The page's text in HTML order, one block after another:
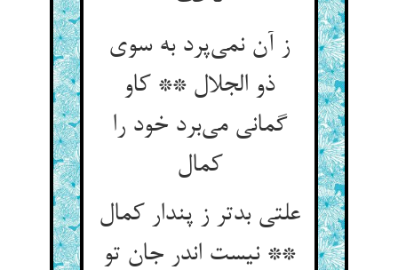
ز آن نمی‌‌پرد به سوی
ذو الجلال ** کاو
گمانی می‌‌برد خود را
کمال‌‌
علتی بدتر ز پندار کمال
** نیست اندر جان تو